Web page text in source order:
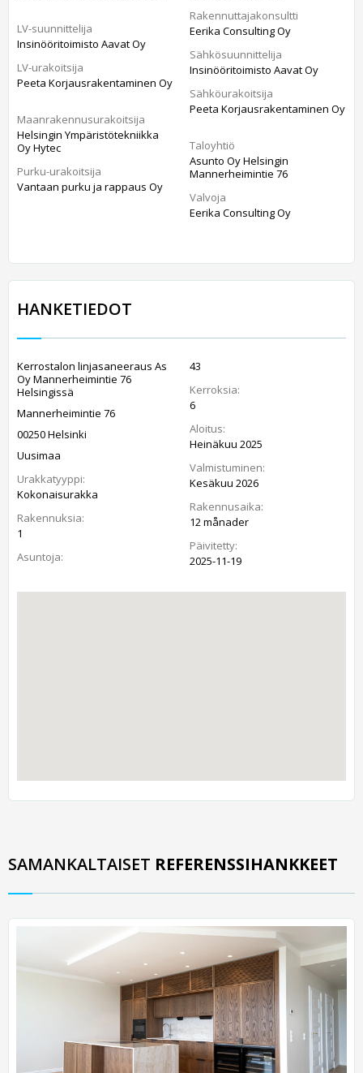
LV-suunnittelija
Insinööritoimisto Aavat Oy
LV-urakoitsija
Peeta Korjausrakentaminen Oy
Maanrakennusurakoitsija
Helsingin Ympäristötekniikka
Oy Hytec
Purku-urakoitsija
Vantaan purku ja rappaus Oy
Rakennuttajakonsultti
Eerika Consulting Oy
Sähkösuunnittelija
Insinööritoimisto Aavat Oy
Sähköurakoitsija
Peeta Korjausrakentaminen Oy
Taloyhtiö
Asunto Oy Helsingin
Mannerheimintie 76
Valvoja
Eerika Consulting Oy
HANKETIEDOT
Kerrostalon linjasaneeraus As
Oy Mannerheimintie 76
Helsingissä
Mannerheimintie 76
00250 Helsinki
Uusimaa
Urakkatyyppi:
Kokonaisurakka
Rakennuksia:
1
Asuntoja:
43
Kerroksia:
6
Aloitus:
Heinäkuu 2025
Valmistuminen:
Kesäkuu 2026
Rakennusaika:
12 månader
Päivitetty:
2025-11-19
SAMANKALTAISET REFERENSSIHANKKEET